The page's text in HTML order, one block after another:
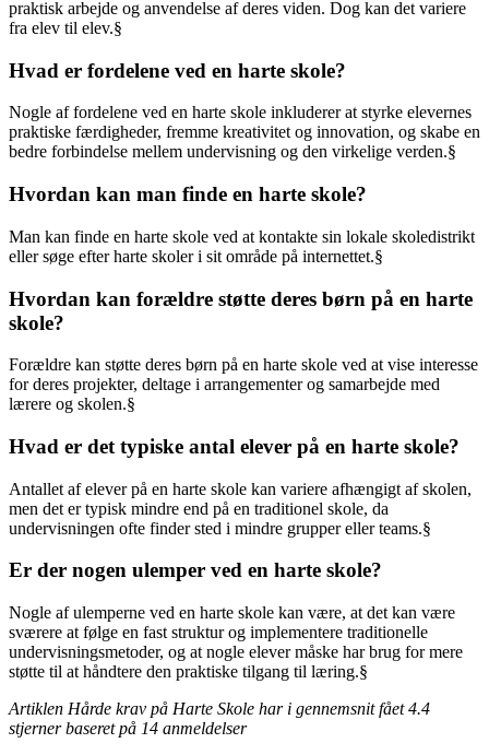
praktisk arbejde og anvendelse af deres viden. Dog kan det variere
fra elev til elev.§
Hvad er fordelene ved en harte skole?
Nogle af fordelene ved en harte skole inkluderer at styrke elevernes
praktiske færdigheder, fremme kreativitet og innovation, og skabe en
bedre forbindelse mellem undervisning og den virkelige verden.§
Hvordan kan man finde en harte skole?
Man kan finde en harte skole ved at kontakte sin lokale skoledistrikt
eller søge efter harte skoler i sit område på internettet.§
Hvordan kan forældre støtte deres børn på en harte
skole?
Forældre kan støtte deres børn på en harte skole ved at vise interesse
for deres projekter, deltage i arrangementer og samarbejde med
lærere og skolen.§
Hvad er det typiske antal elever på en harte skole?
Antallet af elever på en harte skole kan variere afhængigt af skolen,
men det er typisk mindre end på en traditionel skole, da
undervisningen ofte finder sted i mindre grupper eller teams.§
Er der nogen ulemper ved en harte skole?
Nogle af ulemperne ved en harte skole kan være, at det kan være
sværere at følge en fast struktur og implementere traditionelle
undervisningsmetoder, og at nogle elever måske har brug for mere
støtte til at håndtere den praktiske tilgang til læring.§
Artiklen Hårde krav på Harte Skole har i gennemsnit fået4.4
stjerner baseret på 14 anmeldelser